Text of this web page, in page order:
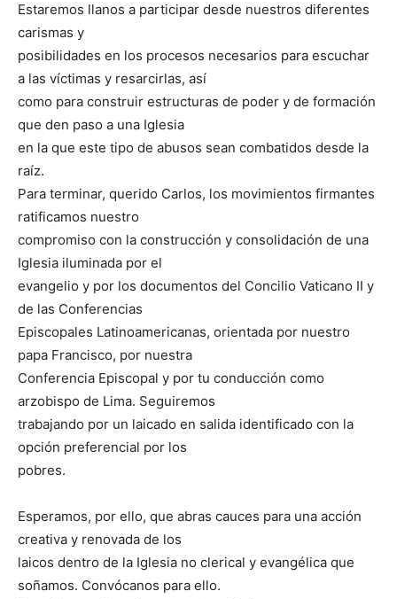
Estaremos llanos a participar desde nuestros diferentes
carismas y
posibilidades en los procesos necesarios para escuchar
a las víctimas y resarcirlas, así
como para construir estructuras de poder y de formación
que den paso a una Iglesia
en la que este tipo de abusos sean combatidos desde la
raíz.
Para terminar, querido Carlos, los movimientos firmantes
ratificamos nuestro
compromiso con la construcción y consolidación de una
Iglesia iluminada por el
evangelio y por los documentos del Concilio Vaticano II y
de las Conferencias
Episcopales Latinoamericanas, orientada por nuestro
papa Francisco, por nuestra
Conferencia Episcopal y por tu conducción como
arzobispo de Lima. Seguiremos
trabajando por un laicado en salida identificado con la
opción preferencial por los
pobres.
Esperamos, por ello, que abras cauces para una acción
creativa y renovada de los
laicos dentro de la Iglesia no clerical y evangélica que
soñamos. Convócanos para ello.